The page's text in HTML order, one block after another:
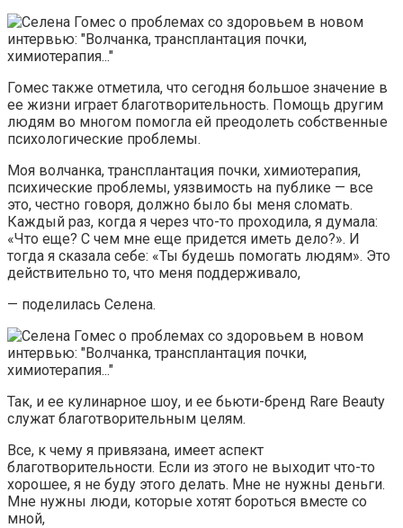
Гомес также отметила, что сегодня большое значение в
ее жизни играет благотворительность. Помощь другим
людям во многом помогла ей преодолеть собственные
психологические проблемы.
Моя волчанка, трансплантация почки, химиотерапия,
психические проблемы, уязвимость на публике — все
это, честно говоря, должно было бы меня сломать.
Каждый раз, когда я через что-то проходила, я думала:
«Что еще? С чем мне еще придется иметь дело?». И
тогда я сказала себе: «Ты будешь помогать людям». Это
действительно то, что меня поддерживало,
— поделилась Селена.
Так, и ее кулинарное шоу, и ее бьюти-бренд Rare Beauty
служат благотворительным целям.
Все, к чему я привязана, имеет аспект
благотворительности. Если из этого не выходит что-то
хорошее, я не буду этого делать. Мне не нужны деньги.
Мне нужны люди, которые хотят бороться вместе со
мной,